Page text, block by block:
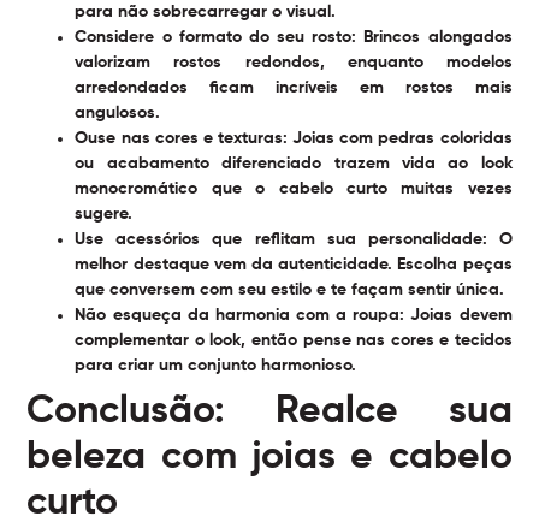
para não sobrecarregar o visual.
Considere o formato do seu rosto: Brincos alongados
valorizam rostos redondos, enquanto modelos
arredondados ficam incríveis em rostos mais
angulosos.
Ouse nas cores e texturas: Joias com pedras coloridas
ou acabamento diferenciado trazem vida ao look
monocromático que o cabelo curto muitas vezes
sugere.
Use acessórios que reflitam sua personalidade: O
melhor destaque vem da autenticidade. Escolha peças
que conversem com seu estilo e te façam sentir única.
Não esqueça da harmonia com a roupa: Joias devem
complementar o look, então pense nas cores e tecidos
para criar um conjunto harmonioso.
Conclusão: Realce sua
beleza com joias e cabelo
curto